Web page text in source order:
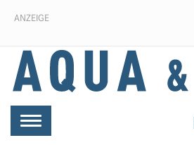
ANZEIGE
Toggle
navigation